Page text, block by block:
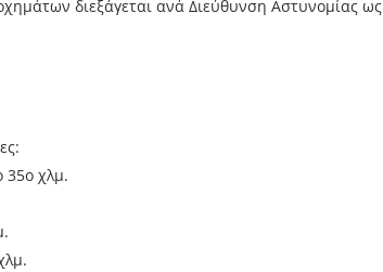
διεξάγεται ανά Διεύθυνση Αστυνομίας ως
35ο χλμ.